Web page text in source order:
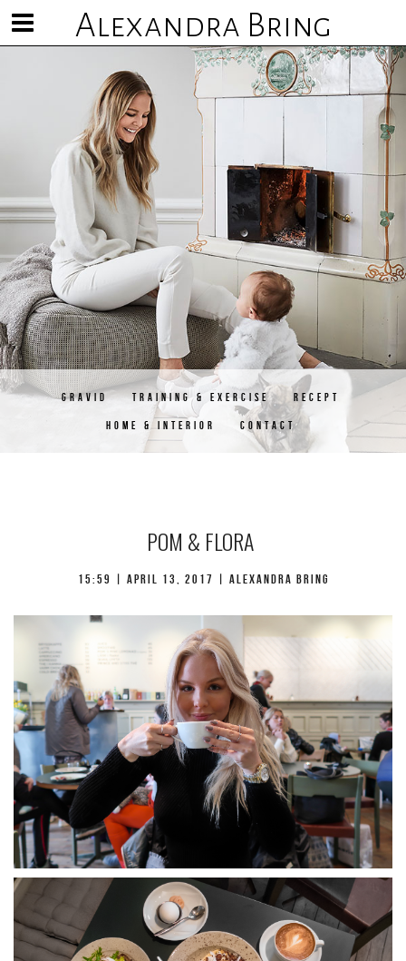
Alexandra Bring
Visa/göm
meny
GRAVID TRAINING & EXERCISE RECEPT
HOME & INTERIOR CONTACT
POM & FLORA
15:59 | april 13, 2017 | Alexandra Bring